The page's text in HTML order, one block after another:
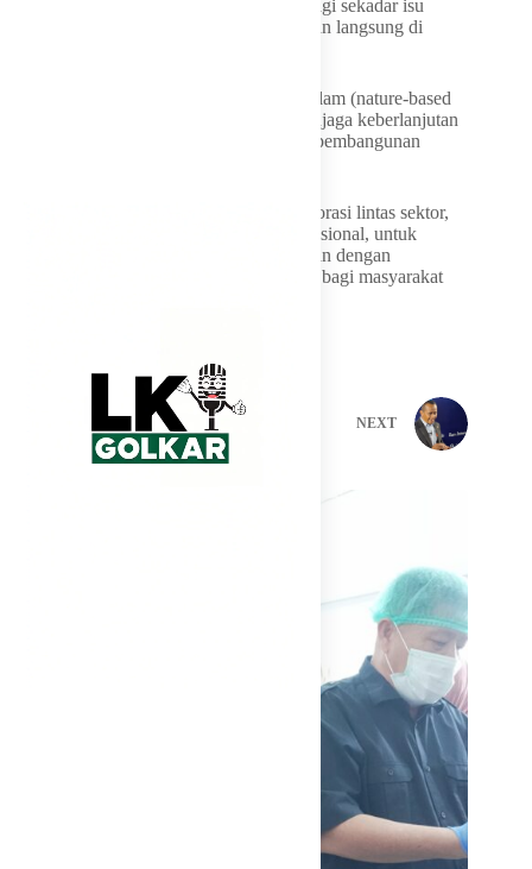
Sari juga menekankan krisis iklim bukan lagi sekadar isu
akademis, melainkan realitas yang dirasakan langsung di
Ia menilai pengembangan solusi berbasis alam (nature-based
solutions) menjadi jalan penting untuk menjaga keberlanjutan
lingkungan sekaligus mendukung agenda pembangunan
Di akhir pidatonya, Sari mendorong kolaborasi lintas sektor,
baik pemerintah maupun organisasi internasional, untuk
memastikan pasar karbon Indonesia berjalan dengan
transparan, kredibel, dan bermanfaat nyata bagi masyarakat
NEXT
Related Posts